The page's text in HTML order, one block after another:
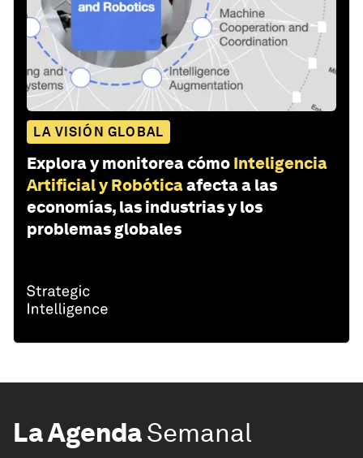
LA VISIÓN GLOBAL
Explora y monitorea cómo Inteligencia
Artificial y Robóticaafecta a las
economías, las industrias y los
problemas globales
La AgendaSemanal